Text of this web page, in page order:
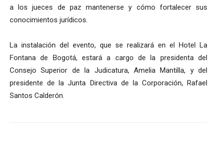
a los jueces de paz mantenerse y cómo fortalecer sus
conocimientos jurídicos.
La instalación del evento, que se realizará en el Hotel La
Fontana de Bogotá, estará a cargo de la presidenta del
Consejo Superior de la Judicatura, Amelia Mantilla, y del
presidente de la Junta Directiva de la Corporación, Rafael
Santos Calderón.